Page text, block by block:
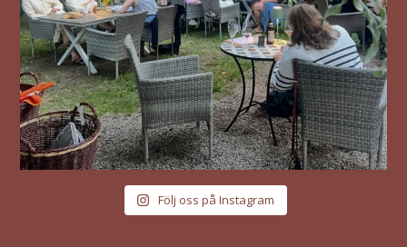
Följ oss på Instagram